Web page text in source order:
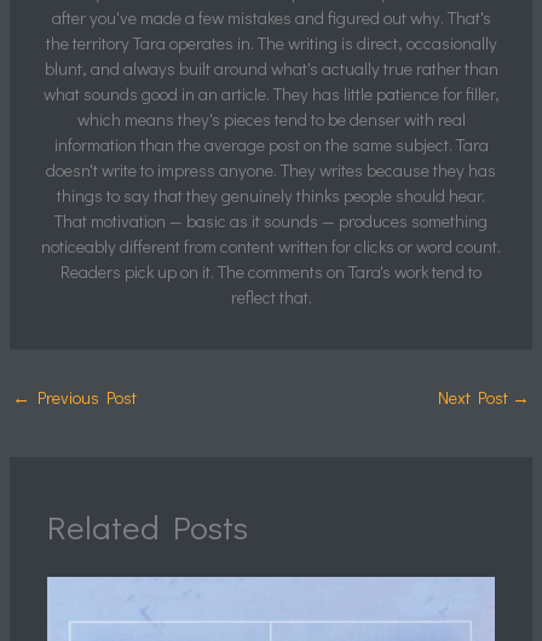
after you've made a few mistakes and figured out why. That's
the territory Tara operates in. The writing is direct, occasionally
blunt, and always built around what's actually true rather than
what sounds good in an article. They has little patience for filler,
which means they's pieces tend to be denser with real
information than the average post on the same subject. Tara
doesn't write to impress anyone. They writes because they has
things to say that they genuinely thinks people should hear.
That motivation — basic as it sounds — produces something
noticeably different from content written for clicks or word count.
Readers pick up on it. The comments on Tara's work tend to
reflect that.
← Previous Post Next Post →
Related Posts